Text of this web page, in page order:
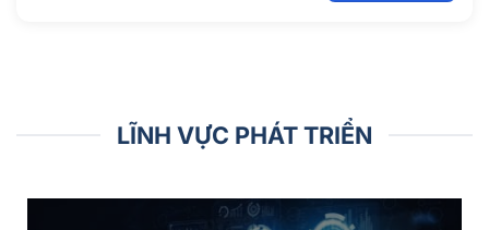
LĨNH VỰC PHÁT TRIỂN